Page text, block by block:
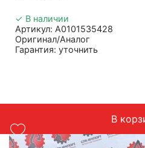
✓ В наличии
Артикул: A0101535428
Оригинал/Аналог
Гарантия: уточнить
В